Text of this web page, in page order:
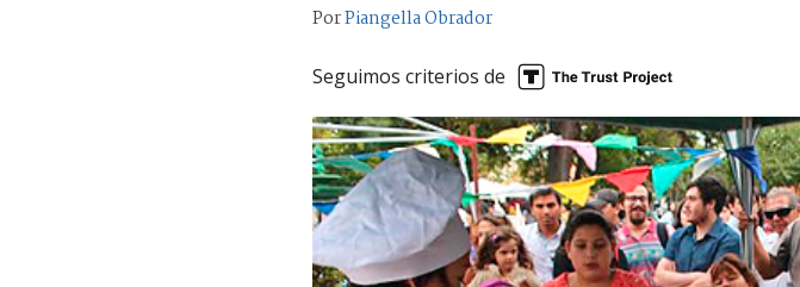
PorPiangella Obrador
Seguimos criterios de